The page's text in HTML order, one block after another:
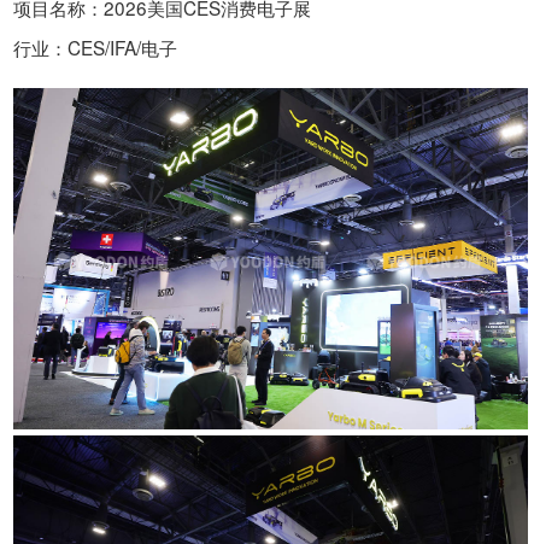
项目名称：2026美国CES消费电子展
行业：CES/IFA/电子